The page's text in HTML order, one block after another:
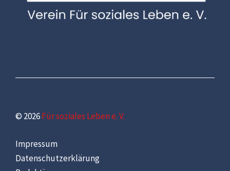
© 2026Für soziales Leben e. V.
Impressum
Datenschutzerklärung